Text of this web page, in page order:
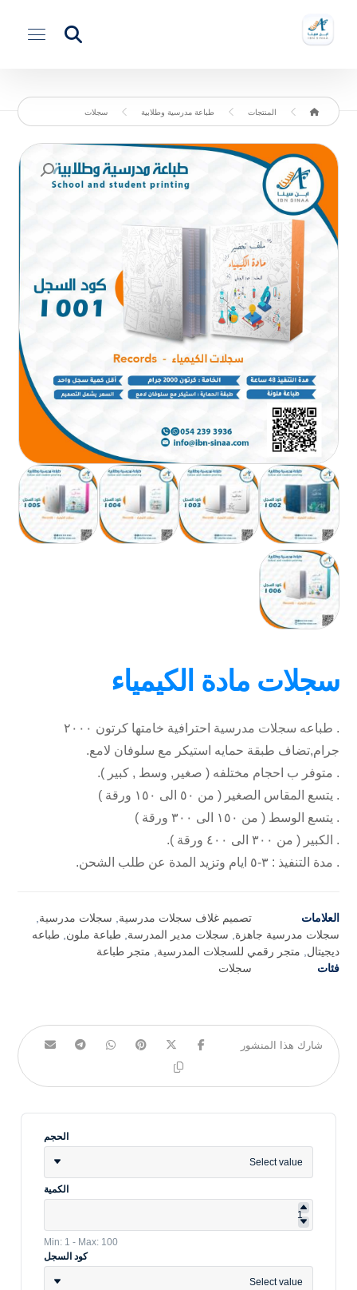
المنتجات طباعة مدرسية وطلابية سجلات
سجلات مادة الكيمياء
. طباعه سجلات مدرسية احترافية خامتها كرتون ٢٠٠٠
جرام,تضاف طبقة حمايه استيكر مع سلوفان لامع.
. متوفر ب احجام مختلفه ( صغير, وسط , كبير ).
. يتسع المقاس الصغير ( من ٥٠ الى ١٥٠ ورقة )
. يتسع الوسط ( من ١٥٠ الى ٣٠٠ ورقة )
. الكبير ( من ٣٠٠ الى ٤٠٠ ورقة ).
. مدة التنفيذ : ٣-٥ ايام وتزيد المدة عن طلب الشحن.
العلامات تصميم غلاف سجلات مدرسية سجلات مدرسية
سجلات مدرسية جاهزة
سجلات مدير المدرسة ,طباعة ملون ,طباعه
ديجيتال
متجر رقمي للسجلات المدرسية
متجر طباعة
فئات
سجلات
الحجم
Select value
الكمية
Min: 1 - Max: 100
كود السجل
Select value